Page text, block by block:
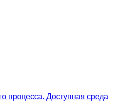
процесса. Доступная среда